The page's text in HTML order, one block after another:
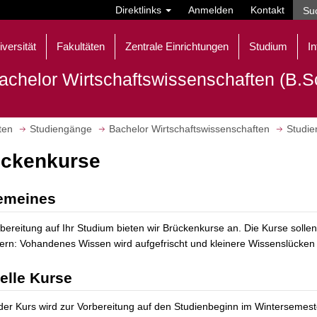
Direktlinks Anmelden Kontakt
Fakultäten Zentrale Einrichtungen Studium
Wirtschaftswissenschaften
Studiengänge Bachelor Wirtschaftswissenschaften
auf Ihr Studium bieten wir Brückenkurse an. Die Kurse
Vohandenes Wissen wird aufgefrischt und kleinere
Kurse
Kurs wird zur Vorbereitung auf den Studienbeginn im